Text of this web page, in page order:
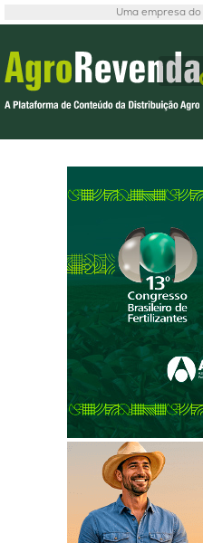
Uma empresa do